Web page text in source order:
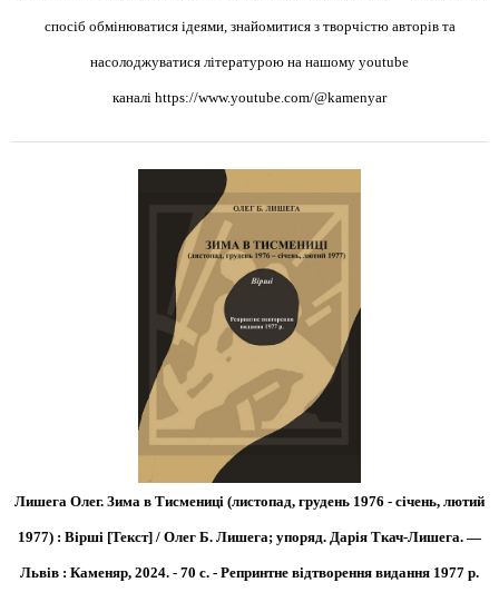
спосіб обмінюватися ідеями, знайомитися з творчістю авторів та
насолоджуватися літературою на нашому youtube
каналі https://www.youtube.com/@kamenyar
Лишега Олег. Зима в Тисмениці (листопад, грудень 1976 - січень, лютий
1977) : Вірші [Текст] / Олег Б. Лишега; упоряд. Дарія Ткач-Лишега. —
Львів : Каменяр, 2024. - 70 с. - Репринтне відтворення видання 1977 р.